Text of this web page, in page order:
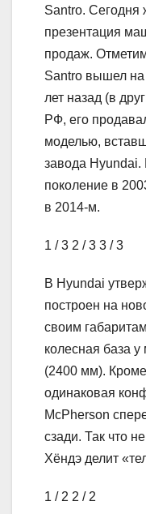
Santro. Сегодня
презентация
продаж.
Santro вышел на
лет назад (в
РФ, его
моделью,
завода
поколение в
в 2014-м.
1 / 3 2 / 3 3 / 3
В Hyundai
построен на
своим
колесная база
(2400 мм). Кроме
одинаковая
McPherson
сзади. Так что
Хёндэ делит
1 / 2 2 / 2